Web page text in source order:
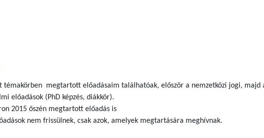
témakörben megtartott előadásaim találhatóak, először a nemzetközi jogi,
előadások (PhD képzés, diákkör).
2015 őszén megtartott előadás is
nem frissülnek, csak azok, amelyek megtartására meghívnak.